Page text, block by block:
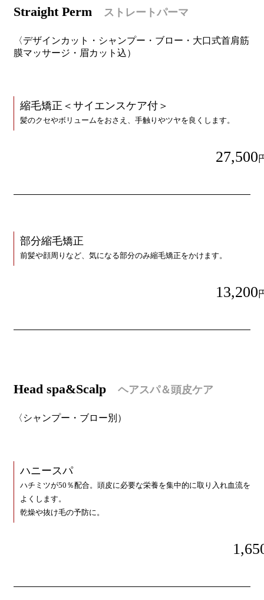
Straight Perm ストレートパーマ
〈デザインカット・シャンプー・ブロー・大口式首肩筋
膜マッサージ・眉カット込）
縮毛矯正＜サイエンスケア付＞
髪のクセやボリュームをおさえ、手触りやツヤを良くします。
27,500
部分縮毛矯正
前髪や顔周りなど、気になる部分のみ縮毛矯正をかけます。
13,200
Head spa&Scalp ヘアスパ＆頭皮ケア
〈シャンプー・ブロー別）
ハニースパ
ハチミツが50％配合。頭皮に必要な栄養を集中的に取り入れ血流を
よくします。
乾燥や抜け毛の予防に。